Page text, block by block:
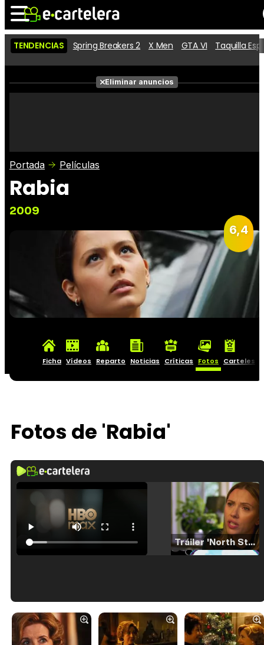
Noticias Cartelera
Películas
Críticas
TENDENCIAS Spring Breakers 2 X Men GTA VI Taquilla
Eliminar anuncios
Portada Películas
Rabia
2009
6,4
Ficha Vídeos Reparto Noticias Críticas Fotos Carteles
Fotos de 'Rabia'
Tráiler 'North Star' (2023)
Tráiler en español de 'La isla olvidada'